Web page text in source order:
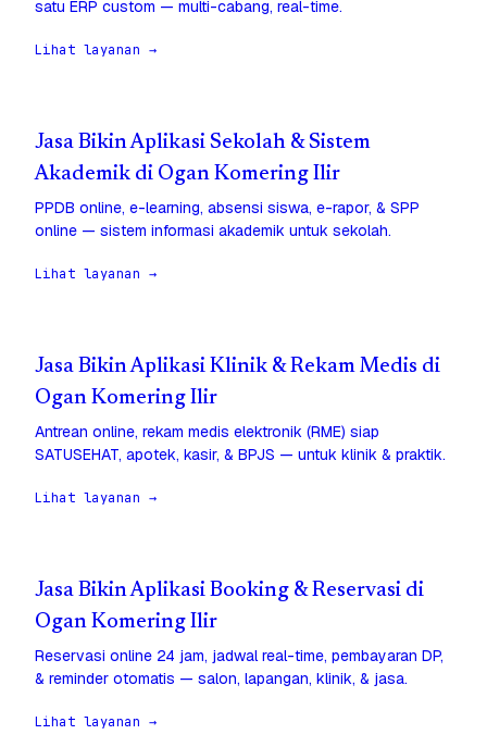
satu ERP custom — multi-cabang, real-time.
Lihat layanan →
Jasa Bikin Aplikasi Sekolah & Sistem
Akademik di Ogan Komering Ilir
PPDB online, e-learning, absensi siswa, e-rapor, & SPP
online — sistem informasi akademik untuk sekolah.
Lihat layanan →
Jasa Bikin Aplikasi Klinik & Rekam Medis di
Ogan Komering Ilir
Antrean online, rekam medis elektronik (RME) siap
SATUSEHAT, apotek, kasir, & BPJS — untuk klinik & praktik.
Lihat layanan →
Jasa Bikin Aplikasi Booking & Reservasi di
Ogan Komering Ilir
Reservasi online 24 jam, jadwal real-time, pembayaran DP,
& reminder otomatis — salon, lapangan, klinik, & jasa.
Lihat layanan →